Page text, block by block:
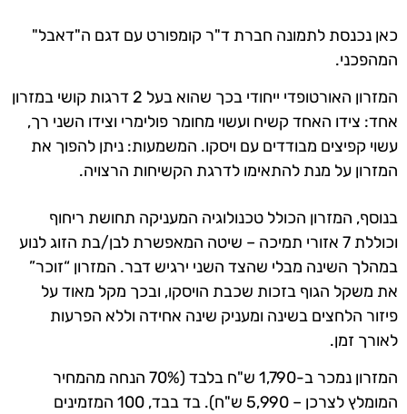
כאן נכנסת לתמונה חברת ד"ר קומפורט עם דגם ה"דאבל"
המהפכני.
המזרון האורטופדי ייחודי בכך שהוא בעל 2 דרגות קושי במזרון
אחד: צידו האחד קשיח ועשוי מחומר פולימרי וצידו השני רך,
עשוי קפיצים מבודדים עם ויסקו. המשמעות: ניתן להפוך את
המזרון על מנת להתאימו לדרגת הקשיחות הרצויה.
בנוסף, המזרון הכולל טכנולוגיה המעניקה תחושת ריחוף
וכוללת 7 אזורי תמיכה – שיטה המאפשרת לבן/בת הזוג לנוע
במהלך השינה מבלי שהצד השני ירגיש דבר. המזרון “זוכר”
את משקל הגוף בזכות שכבת הויסקו, ובכך מקל מאוד על
פיזור הלחצים בשינה ומעניק שינה אחידה וללא הפרעות
לאורך זמן.
המזרון נמכר ב-1,790 ש"ח בלבד (70% הנחה מהמחיר
המומלץ לצרכן – 5,990 ש"ח). בד בבד, 100 המזמינים